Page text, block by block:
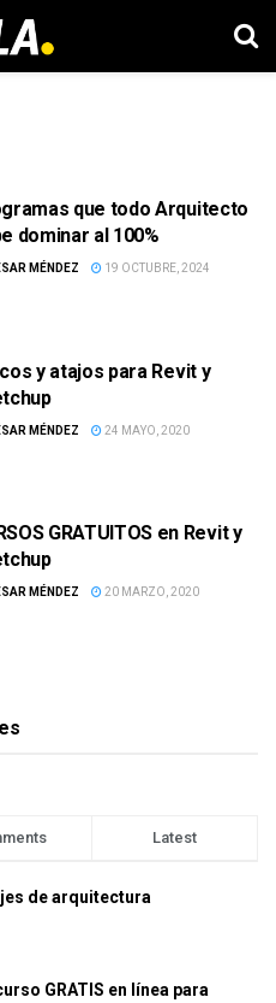
que todo Arquitecto
dominar al 100%
MÉNDEZ 19 OCTUBRE, 2024
y atajos para Revit y
MÉNDEZ 24 MAYO, 2020
GRATUITOS en Revit y
MÉNDEZ 20 MARZO, 2020
Latest
de arquitectura
GRATIS en línea para